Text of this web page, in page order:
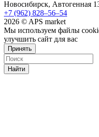
Новосибирск, Автогенная
+7 (962) 828‒56‒54
2026 © APS market
Мы используем файлы
улучшить сайт для вас
Принять
Найти